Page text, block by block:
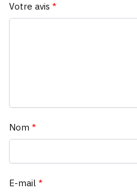
Votre avis *
Nom *
E-mail *